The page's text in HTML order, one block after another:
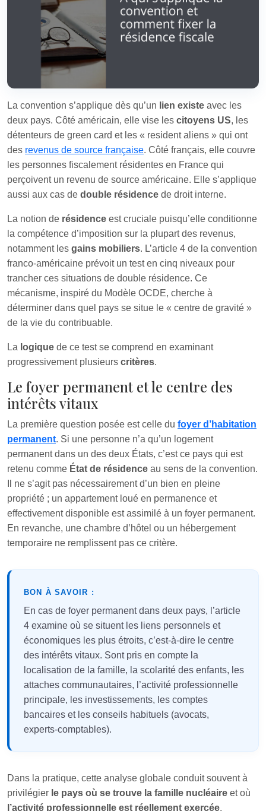
La convention s’applique dès qu’un lien existe avec les
deux pays. Côté américain, elle vise les citoyens US, les
détenteurs de green card et les « resident aliens » qui ont
des revenus de source française. Côté français, elle couvre
les personnes fiscalement résidentes en France qui
perçoivent un revenu de source américaine. Elle s’applique
aussi aux cas de double résidence de droit interne.
La notion de résidence est cruciale puisqu’elle conditionne
la compétence d’imposition sur la plupart des revenus,
notamment les gains mobiliers. L’article 4 de la convention
franco‑américaine prévoit un test en cinq niveaux pour
trancher ces situations de double résidence. Ce
mécanisme, inspiré du Modèle OCDE, cherche à
déterminer dans quel pays se situe le « centre de gravité »
de la vie du contribuable.
La logique de ce test se comprend en examinant
progressivement plusieurs critères.
Le foyer permanent et le centre des
intérêts vitaux
La première question posée est celle du foyer d’habitation
permanent. Si une personne n’a qu’un logement
permanent dans un des deux États, c’est ce pays qui est
retenu comme État de résidence au sens de la convention.
Il ne s’agit pas nécessairement d’un bien en pleine
propriété ; un appartement loué en permanence et
effectivement disponible est assimilé à un foyer permanent.
En revanche, une chambre d’hôtel ou un hébergement
temporaire ne remplissent pas ce critère.
BON À SAVOIR :
En cas de foyer permanent dans deux pays, l’article
4 examine où se situent les liens personnels et
économiques les plus étroits, c’est-à-dire le centre
des intérêts vitaux. Sont pris en compte la
localisation de la famille, la scolarité des enfants, les
attaches communautaires, l’activité professionnelle
principale, les investissements, les comptes
bancaires et les conseils habituels (avocats,
experts-comptables).
Dans la pratique, cette analyse globale conduit souvent à
privilégier le pays où se trouve la famille nucléaire et où
l’activité professionnelle est réellement exercée.